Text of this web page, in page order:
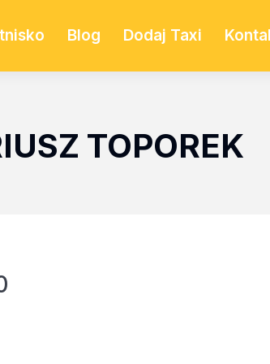
Blog Dodaj Taxi
TOPOREK